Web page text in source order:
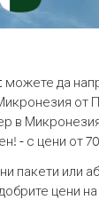
можете да
от
в
- с цени от
пакети или
цени